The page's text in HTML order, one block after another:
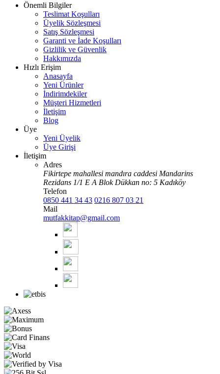
Önemli Bilgiler
Teslimat Koşulları
Üyelik Sözleşmesi
Satış Sözleşmesi
Garanti ve İade Koşulları
Gizlilik ve Güvenlik
Hakkımızda
Hızlı Erişim
Anasayfa
Yeni Ürünler
İndirimdekiler
Müşteri Hizmetleri
İletişim
Blog
Üye
Yeni Üyelik
Üye Girişi
İletişim
Adres
Fikirtepe mahallesi mandıra caddesi Mandarins
Rezidans 1/1 E A Blok Dükkan no: 5 Kadıköy
Telefon
0850 441 34 43 0216 807 03 21
Mail
mutfakkitap@gmail.com